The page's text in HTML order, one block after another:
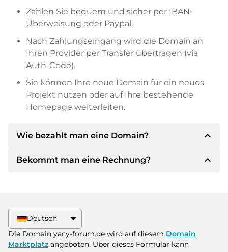
Zahlen Sie bequem und sicher per IBAN-
Überweisung oder Paypal.
Nach Zahlungseingang wird die Domain an
Ihren Provider per Transfer übertragen (via
Auth-Code).
Sie können Ihre neue Domain für ein neues
Projekt nutzen oder auf Ihre bestehende
Homepage weiterleiten.
Wie bezahlt man eine Domain? expand_less
Nach einer Einigung wird der Inhaber Ihnen die
Zahlungsmethoden anbieten.
Bitte geben Sie bei der Überweisung immer
den Domainnamen und die
Bekommt man eine Rechnung? expand_less
größeren Kaufpreisen bekommen Sie auf
Wunsch auch einen zusätzlichen Kaufvertrag.
Deutsch
Die Domain yacy-forum.de wird auf diesem Domain
Marktplatz angeboten. Über dieses Formular kann